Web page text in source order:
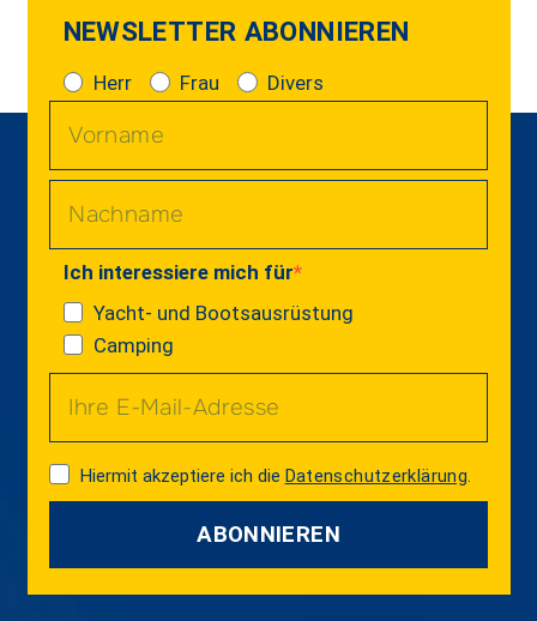
NEWSLETTER ABONNIEREN
Herr Frau Divers
Ich interessiere mich für
Yacht- und Bootsausrüstung
Camping
Hiermit akzeptiere ich die Datenschutzerklärung
ABONNIEREN